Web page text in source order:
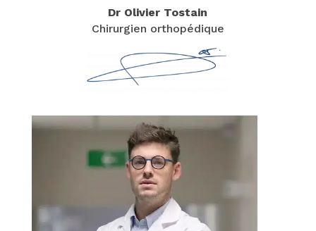
Dr Olivier Tostain
Chirurgien orthopédique